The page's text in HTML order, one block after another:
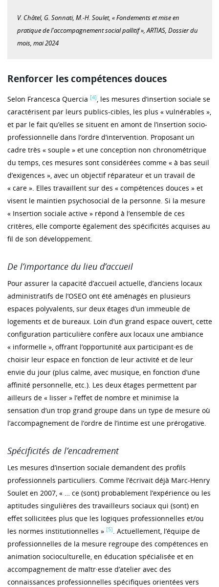
V. Châtel, G. Sonnati, M.-H. Soulet, « Fondements et mise en
pratique de l'accompagnement social pallitif », ARTIAS, Dossier du
mois, mai 2024
Renforcer les compétences douces
Selon Francesca Quercia [4], les mesures d’insertion sociale se
caractérisent par leurs publics-cibles, les plus « vulnérables »,
et par le fait qu’elles se situent en amont de l’insertion socio-
professionnelle dans l’ordre d’intervention. Proposant un
cadre très « souple » et une conception non chronométrique
du temps, ces mesures sont considérées comme « à bas seuil
d’exigences », avec un objectif réparateur et un travail de
« care ». Elles travaillent sur des « compétences douces » et
visent le maintien psychosocial de la personne. Si la mesure
« Insertion sociale active » répond à l’ensemble de ces
critères, elle comporte également des spécificités acquises au
fil de son développement.
De l’importance du lieu d’accueil
Pour assurer la capacité d’accueil actuelle, d’anciens locaux
administratifs de l’OSEO ont été aménagés en plusieurs
espaces polyvalents, sur deux étages d’un immeuble de
logements et de bureaux. Loin d’un grand espace ouvert, cette
configuration particulière confère aux locaux une ambiance
« informelle », offrant l’opportunité aux participant·es de
choisir leur espace en fonction de leur activité et de leur
envie du jour (plus calme, avec musique, en fonction d’une
affinité personnelle, etc.). Les deux étages permettent par
ailleurs de « lisser » l’effet de nombre et minimise la
sensation d’un trop grand groupe dans un type de mesure où
l’accompagnement de l’ordre de l’intime est une prérogative.
Spécificités de l’encadrement
Les mesures d’insertion sociale demandent des profils
professionnels particuliers. Comme l’écrivait déjà Marc-Henry
Soulet en 2007, « … ce (sont) probablement l’expérience ou les
aptitudes singulières des travailleurs sociaux qui (sont) en
effet sollicitées plus que les logiques professionnelles et/ou
les normes institutionnelles » [5]. Actuellement, l’équipe de
professionnelles de la mesure regroupe des compétences en
animation socioculturelle, en éducation spécialisée et en
accompagnement de maîtr·esse d’atelier avec des
connaissances professionnelles spécifiques orientées vers